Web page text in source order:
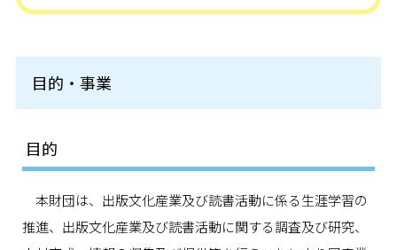
目的・事業
目的
本財団は、出版文化産業及び読書活動に係る生涯学習の
推進、出版文化産業及び読書活動に関する調査及び研究、